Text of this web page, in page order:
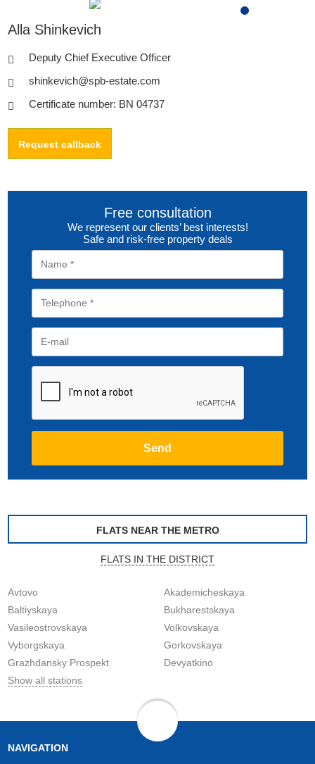
Alla Shinkevich
Deputy Chief Executive Officer
shinkevich@spb-estate.com
Certificate number: BN 04737
Request callback
Free consultation
We represent our clients’ best interests!
Safe and risk-free property deals
FLATS NEAR THE METRO
FLATS IN THE DISTRICT
Avtovo
Akademicheskaya
Baltiyskaya
Bukharestskaya
Vasileostrovskaya
Volkovskaya
Vyborgskaya
Gorkovskaya
Grazhdansky Prospekt
Devyatkino
Show all stations
NAVIGATION